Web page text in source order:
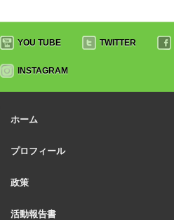
YOU TUBE TWITTER
INSTAGRAM
ホーム
プロフィール
政策
活動報告書